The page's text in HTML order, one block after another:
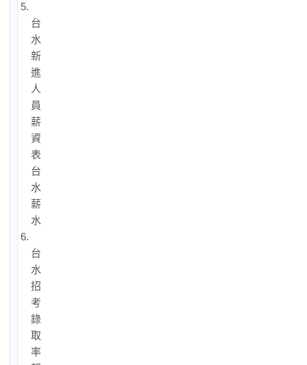
5.
台
水
新
進
人
員
薪
資
表/
台
水
薪
水
6.
台
水
招
考
錄
取
率、